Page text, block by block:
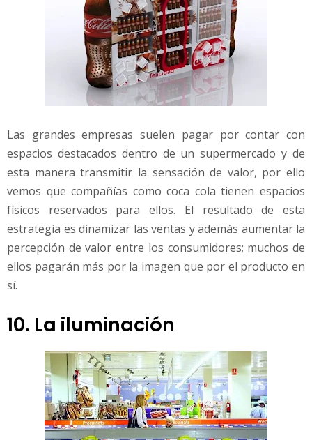
Las grandes empresas suelen pagar por contar con
espacios destacados dentro de un supermercado y de
esta manera transmitir la sensación de valor, por ello
vemos que compañías como coca cola tienen espacios
físicos reservados para ellos. El resultado de esta
estrategia es dinamizar las ventas y además aumentar la
percepción de valor entre los consumidores; muchos de
ellos pagarán más por la imagen que por el producto en
sí.
10. La iluminación